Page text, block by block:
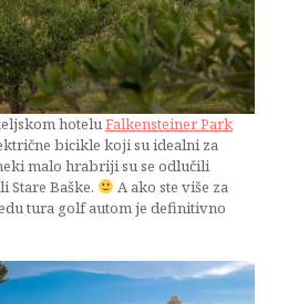
hotelu Falkensteiner Park
bicikle koji su idealni za
malo hrabriji su se odlučili
Stare Baške.
A ako ste više za
tura golf autom je definitivno